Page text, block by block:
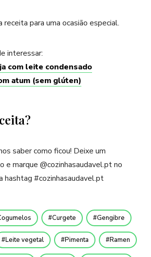
para uma ocasião especial.
interessar:
com leite condensado
atum (sem glúten)
saber como ficou! Deixe um
e marque @cozinhasaudavel.pt no
hashtag #cozinhasaudavel.pt
Curgete Gengibre
Leite vegetal Pimenta Ramen